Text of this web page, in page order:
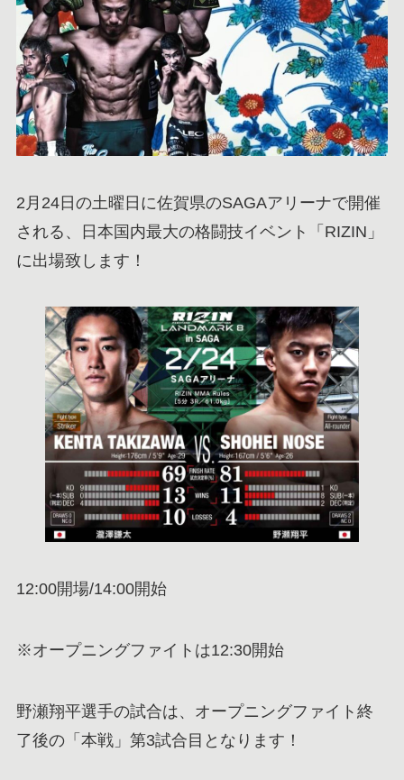
2月24日の土曜日に佐賀県のSAGAアリーナで開催
される、日本国内最大の格闘技イベント「RIZIN」
に出場致します！
12:00開場/14:00開始
※オープニングファイトは12:30開始
野瀬翔平選手の試合は、オープニングファイト終
了後の「本戦」第3試合目となります！